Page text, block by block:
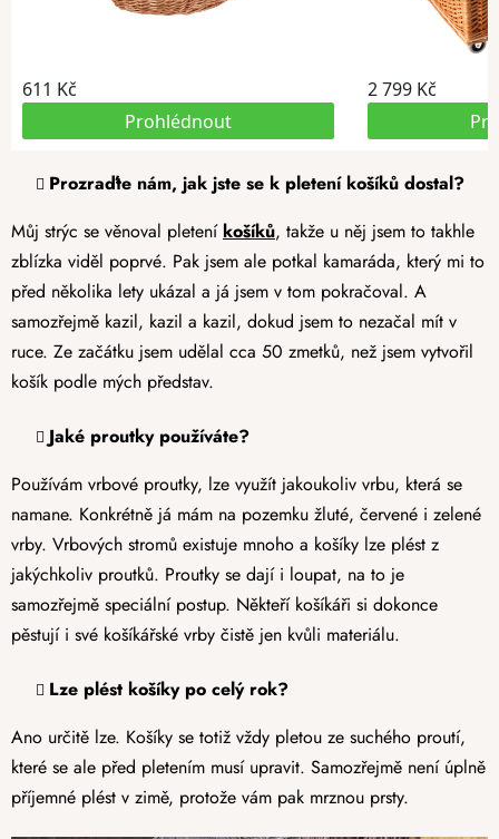
Prozraďte nám, jak jste se k pletení košíků dostal?
Můj strýc se věnoval pletení košíků, takže u něj jsem to takhle
zblízka viděl poprvé. Pak jsem ale potkal kamaráda, který mi to
před několika lety ukázal a já jsem v tom pokračoval. A
samozřejmě kazil, kazil a kazil, dokud jsem to nezačal mít v
ruce. Ze začátku jsem udělal cca 50 zmetků, než jsem vytvořil
košík podle mých představ.
Jaké proutky používáte?
Používám vrbové proutky, lze využít jakoukoliv vrbu, která se
namane. Konkrétně já mám na pozemku žluté, červené i zelené
vrby. Vrbových stromů existuje mnoho a košíky lze plést z
jakýchkoliv proutků. Proutky se dají i loupat, na to je
samozřejmě speciální postup. Někteří košíkáři si dokonce
pěstují i své košíkářské vrby čistě jen kvůli materiálu.
Lze plést košíky po celý rok?
Ano určitě lze. Košíky se totiž vždy pletou ze suchého proutí,
které se ale před pletením musí upravit. Samozřejmě není úplně
příjemné plést v zimě, protože vám pak mrznou prsty.